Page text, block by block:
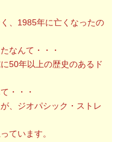
、1985年に亡くなったの
なんて・・・
50年以上の歴史のあるド
・・・
、ジオパシック・ストレ
ています。